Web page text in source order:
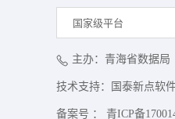
国家级平台
主办：青海省数据局
技术支持：国泰新点软
备案号 ： 青ICP备